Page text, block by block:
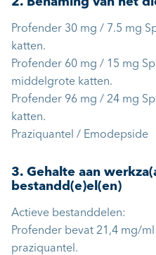
Profender 30 mg / 7.5 mg
katten.
Profender 60 mg / 15 mg
middelgrote katten.
Profender 96 mg / 24 mg
katten.
Praziquantel / Emodepside
3. Gehalte aan
bestandd(e)el(en)
Actieve bestanddelen:
Profender bevat 21,4 mg/
praziquantel.